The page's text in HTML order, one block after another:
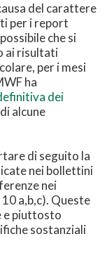
del carattere
per i report
che si
ai risultati
per i mesi
ha
dei
alcune
di seguito la
nei bollettini
nei
a,b,c). Queste
e piuttosto
sostanziali